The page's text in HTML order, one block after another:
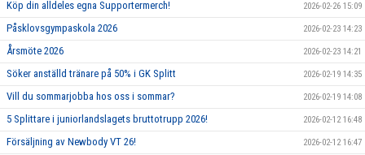
Köp din alldeles egna Supportermerch! 2026-02-26 15:09
Påsklovsgympaskola 2026 2026-02-23 14:23
Årsmöte 2026 2026-02-23 14:21
Söker anställd tränare på 50% i GK Splitt 2026-02-19 14:35
Vill du sommarjobba hos oss i sommar? 2026-02-19 14:08
5 Splittare i juniorlandslagets bruttotrupp 2026! 2026-02-12 16:48
Försäljning av Newbody VT 26! 2026-02-12 16:47